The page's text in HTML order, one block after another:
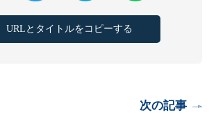
URLとタイトルをコピーする
次の記事